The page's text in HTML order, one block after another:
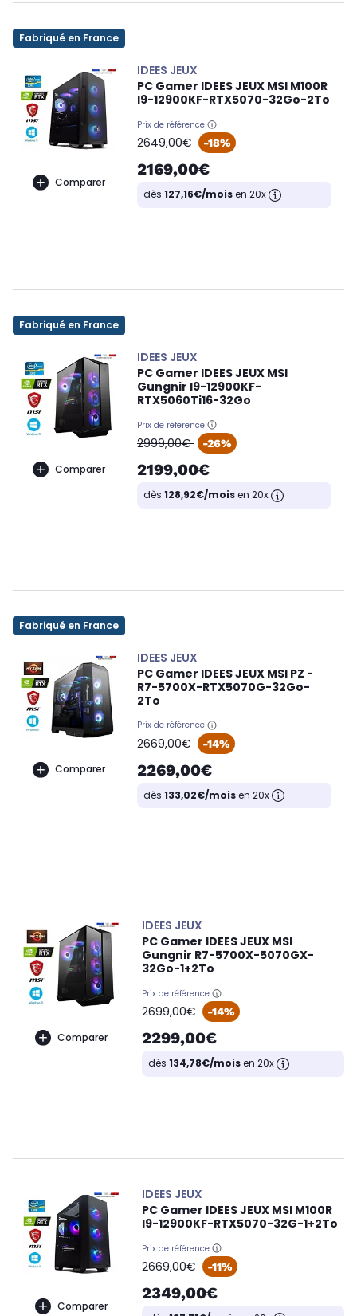
Fabriqué en France
Comparer
IDEES JEUX
PC Gamer IDEES JEUX MSI M100R
I9-12900KF-RTX5070-32Go-2To
Prix de référence
oldPrice
2649,00€ -18%
2169,00€
dès 127,16€/moisen 20x
Fabriqué en France
Comparer
IDEES JEUX
PC Gamer IDEES JEUX MSI
Gungnir I9-12900KF-
RTX5060Ti16-32Go
Prix de référence
oldPrice
2999,00€ -26%
2199,00€
dès 128,92€/moisen 20x
Fabriqué en France
Comparer
IDEES JEUX
PC Gamer IDEES JEUX MSI PZ -
R7-5700X-RTX5070G-32Go-
2To
Prix de référence
oldPrice
2669,00€ -14%
2269,00€
dès 133,02€/moisen 20x
Comparer
IDEES JEUX
PC Gamer IDEES JEUX MSI
Gungnir R7-5700X-5070GX-
32Go-1+2To
Prix de référence
oldPrice
2699,00€ -14%
2299,00€
dès 134,78€/moisen 20x
Comparer
IDEES JEUX
PC Gamer IDEES JEUX MSI M100R
I9-12900KF-RTX5070-32G-1+2To
Prix de référence
oldPrice
2669,00€ -11%
2349,00€